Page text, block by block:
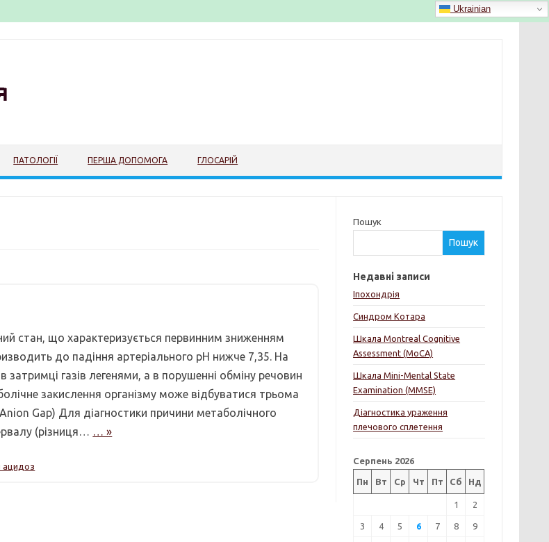
ПАТОЛОГІЇ ПЕРША ДОПОМОГА ГЛОСАРІЙ
стан, що характеризується первинним зниженням
до падіння артеріального pH нижче 7,35. На
газів легенями, а в порушенні обміну речовин
закислення організму може відбуватися трьома
Gap) Для діагностики причини метаболічного
(різниця… … »
ацидоз
Пошук
Пошук
Недавні записи
Іпохондрія
Синдром Котара
Шкала Montreal Cognitive
Assessment (MoCA)
Шкала Mini-Mental State
Examination (MMSE)
Діагностика ураження
плечового сплетення
Серпень 2026
Пн Вт Ср Чт Пт Сб Нд
1 2
3 4 5 6 7 8 9
Ukrainian